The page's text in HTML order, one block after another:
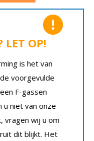
OP!
is het van
voorgevulde
F-gassen
u niet van onze
vragen wij u om
dit blijkt. Het